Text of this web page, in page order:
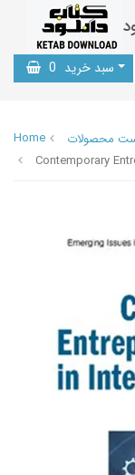
سبد خرید 0
Home
محصولات
Contemporary